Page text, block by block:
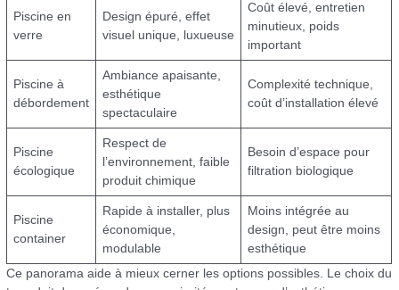
Piscine en
verre
Design épuré, effet
visuel unique, luxueuse
Coût élevé, entretien
minutieux, poids
important
Piscine à
débordement
Ambiance apaisante,
esthétique
spectaculaire
Complexité technique,
coût d’installation élevé
Piscine
écologique
Respect de
l’environnement, faible
produit chimique
Besoin d’espace pour
filtration biologique
Piscine
container
Rapide à installer, plus
économique,
modulable
Moins intégrée au
design, peut être moins
esthétique
Ce panorama aide à mieux cerner les options possibles. Le choix du